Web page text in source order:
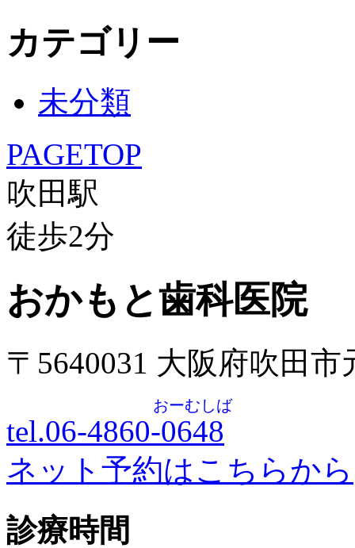
カテゴリー
未分類
PAGETOP
吹田駅
徒歩2分
おかもと歯科医院
〒5640031 大阪府吹田
tel.06-4860-0648
おーむしば
ネット予約はこちらから
診療時間